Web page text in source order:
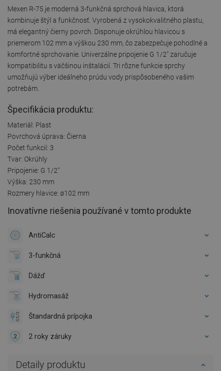
Mexen R-75 je moderná 3-funkčná sprchová hlavica, ktorá
kombinuje štýl a funkčnosť. Vyrobená z vysokokvalitného plastu,
má elegantný čierny povrch. Disponuje okrúhlou hlavicou s
priemerom 102 mm a výškou 230 mm, čo zabezpečuje pohodlné a
komfortné sprchovanie. Univerzálne pripojenie G 1/2" zaručuje
kompatibilitu s väčšinou inštalácií. Tri rôzne funkcie sprchy
umožňujú výber ideálneho prúdu vody prispôsobeného vašim
potrebám.
Špecifikácia produktu:
Materiál: Plast
Povrchová úprava: Čierna
Počet funkcií: 3
Tvar: Okrúhly
Pripojenie: G 1/2"
Výška: 230 mm
Rozmery hlavice: ø102 mm
Inovatívne riešenia používané v tomto produkte
AntiCalc
3-funkčná
Dážď
Hydromasáž
Štandardná prípojka
2 roky záruky
Detaily produktu